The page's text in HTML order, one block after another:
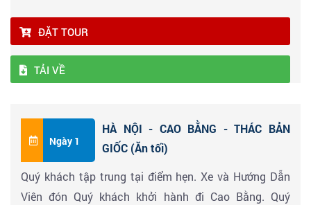
ĐẶT TOUR
TẢI VỀ
Ngày 1
HÀ NỘI - CAO BẰNG - THÁC BẢN
GIỐC (Ăn tối)
Quý khách tập trung tại điểm hẹn. Xe và Hướng Dẫn
Viên đón Quý khách khởi hành đi Cao Bằng. Quý